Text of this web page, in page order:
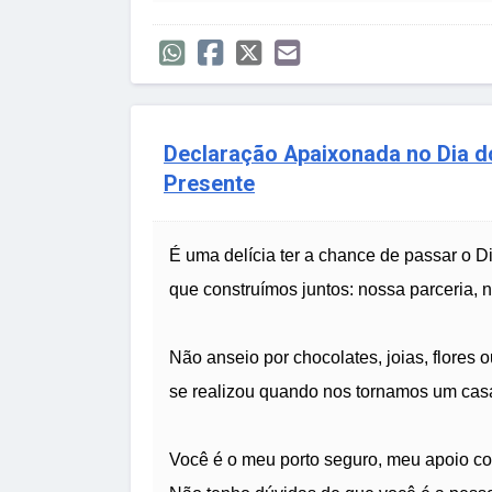
Declaração Apaixonada no Dia
Presente
É uma delícia ter a chance de passar o
que construímos juntos: nossa parceria,
Não anseio por chocolates, joias, flores
se realizou quando nos tornamos um
Você é o meu porto seguro, meu apoio